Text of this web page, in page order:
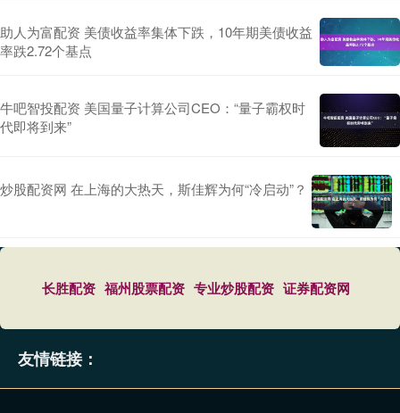
助人为富配资 美债收益率集体下跌，10年期美债收益
率跌2.72个基点
牛吧智投配资 美国量子计算公司CEO：“量子霸权时
代即将到来”
炒股配资网 在上海的大热天，斯佳辉为何“冷启动”？
长胜配资 福州股票配资 专业炒股配资 证券配资网
友情链接：